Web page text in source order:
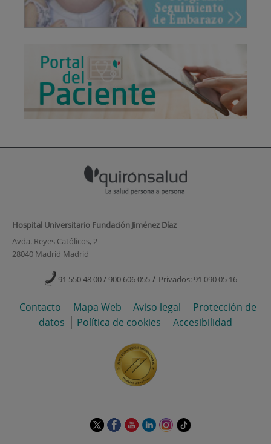
Hospital Universitario Fundación Jiménez Díaz
Avda. Reyes Católicos, 2
28040 Madrid Madrid
91 550 48 00 / 900 606 055 / Privados: 91 090 05 16
Contacto Mapa Web Aviso legal
Protección de
datos
Política de cookies Accesibilidad
EsteEsteEsteEsteEsteEnlace